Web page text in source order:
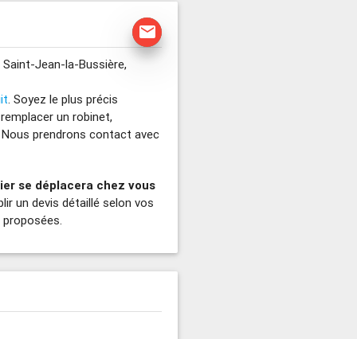
mail
Jean-la-Bussière,
. Soyez le plus précis
un robinet,
prendrons contact avec
se déplacera chez vous
un devis détaillé selon vos